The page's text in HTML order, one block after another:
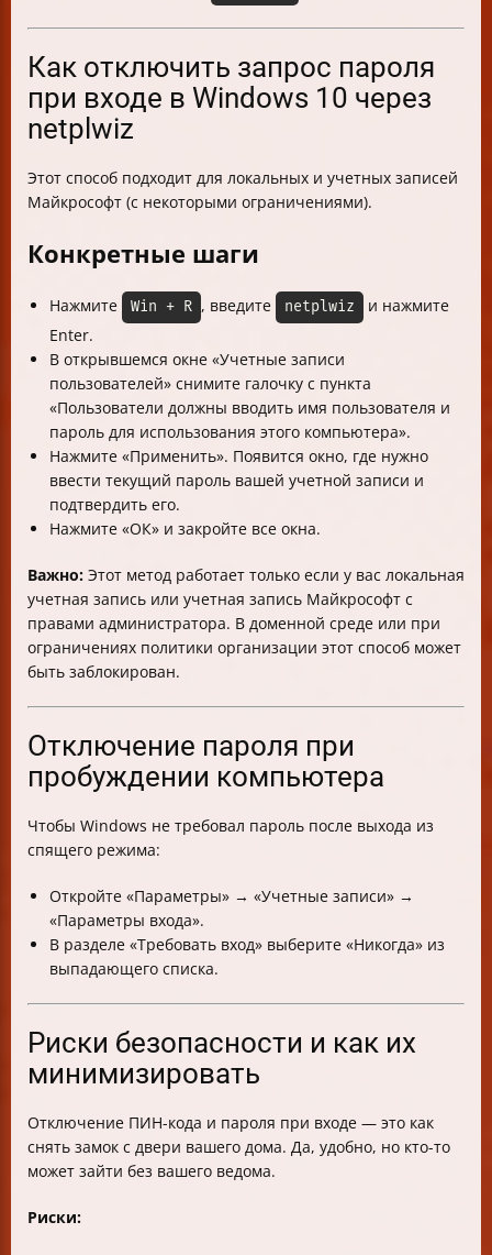
Как отключить запрос пароля
при входе в Windows 10 через
netplwiz
Этот способ подходит для локальных и учетных записей
Майкрософт (с некоторыми ограничениями).
Конкретные шаги
Нажмите Win + R , введите netplwiz
и нажмите
Enter.
В открывшемся окне «Учетные записи
пользователей» снимите галочку с пункта
«Пользователи должны вводить имя пользователя и
пароль для использования этого компьютера».
Нажмите «Применить». Появится окно, где нужно
ввести текущий пароль вашей учетной записи и
подтвердить его.
Нажмите «ОК» и закройте все окна.
Важно: Этот метод работает только если у вас локальная
учетная запись или учетная запись Майкрософт с
правами администратора. В доменной среде или при
ограничениях политики организации этот способ может
быть заблокирован.
Отключение пароля при
пробуждении компьютера
Чтобы Windows не требовал пароль после выхода из
спящего режима:
Откройте «Параметры» → «Учетные записи» →
«Параметры входа».
В разделе «Требовать вход» выберите «Никогда» из
выпадающего списка.
Риски безопасности и как их
минимизировать
Отключение ПИН-кода и пароля при входе — это как
снять замок с двери вашего дома. Да, удобно, но кто-то
может зайти без вашего ведома.
Риски: